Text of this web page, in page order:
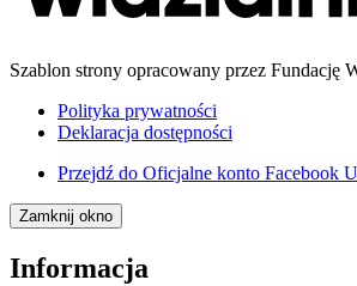
Szablon strony opracowany przez Fundację
Polityka prywatności
Deklaracja dostępności
Przejdź do Oficjalne konto Facebook
Zamknij okno
Informacja